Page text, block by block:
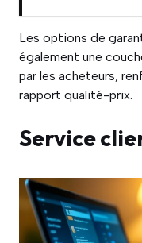
Les options de
également une
par les acheteurs,
rapport qualité-prix.
Service